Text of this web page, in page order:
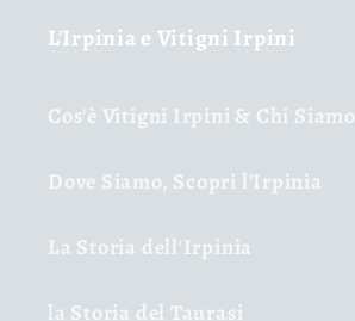
L'Irpinia e Vitigni Irpini
Cos'è Vitigni Irpini & Chi Siamo
Dove Siamo, Scopri l'Irpinia
La Storia dell'Irpinia
la Storia del Taurasi